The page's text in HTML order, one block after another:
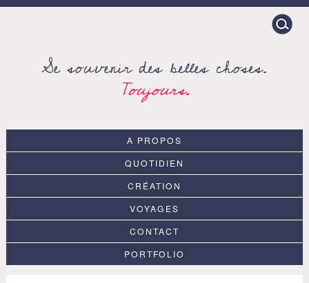
Search
for:
Se souvenir des belles choses.
Toujours.
A PROPOS
QUOTIDIEN
CRÉATION
VOYAGES
CONTACT
PORTFOLIO